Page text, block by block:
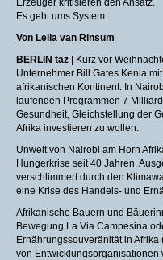
Erzeuger kritisieren den Ansatz.
Es geht ums System.
Von Leila van Rinsum
BERLIN taz | Kurz vor
Unternehmer Bill Gates Kenia
afrikanischen Kontinent. In
laufenden Programmen 7
Gesundheit, Gleichstellung der
Afrika investieren zu wollen.
Unweit von Nairobi am Horn
Hungerkrise seit 40 Jahren.
verschlimmert durch den
eine Krise des Handels- und
Afrikanische Bauern und
Bewegung La Via Campesina
Ernährungssouveränität in
von